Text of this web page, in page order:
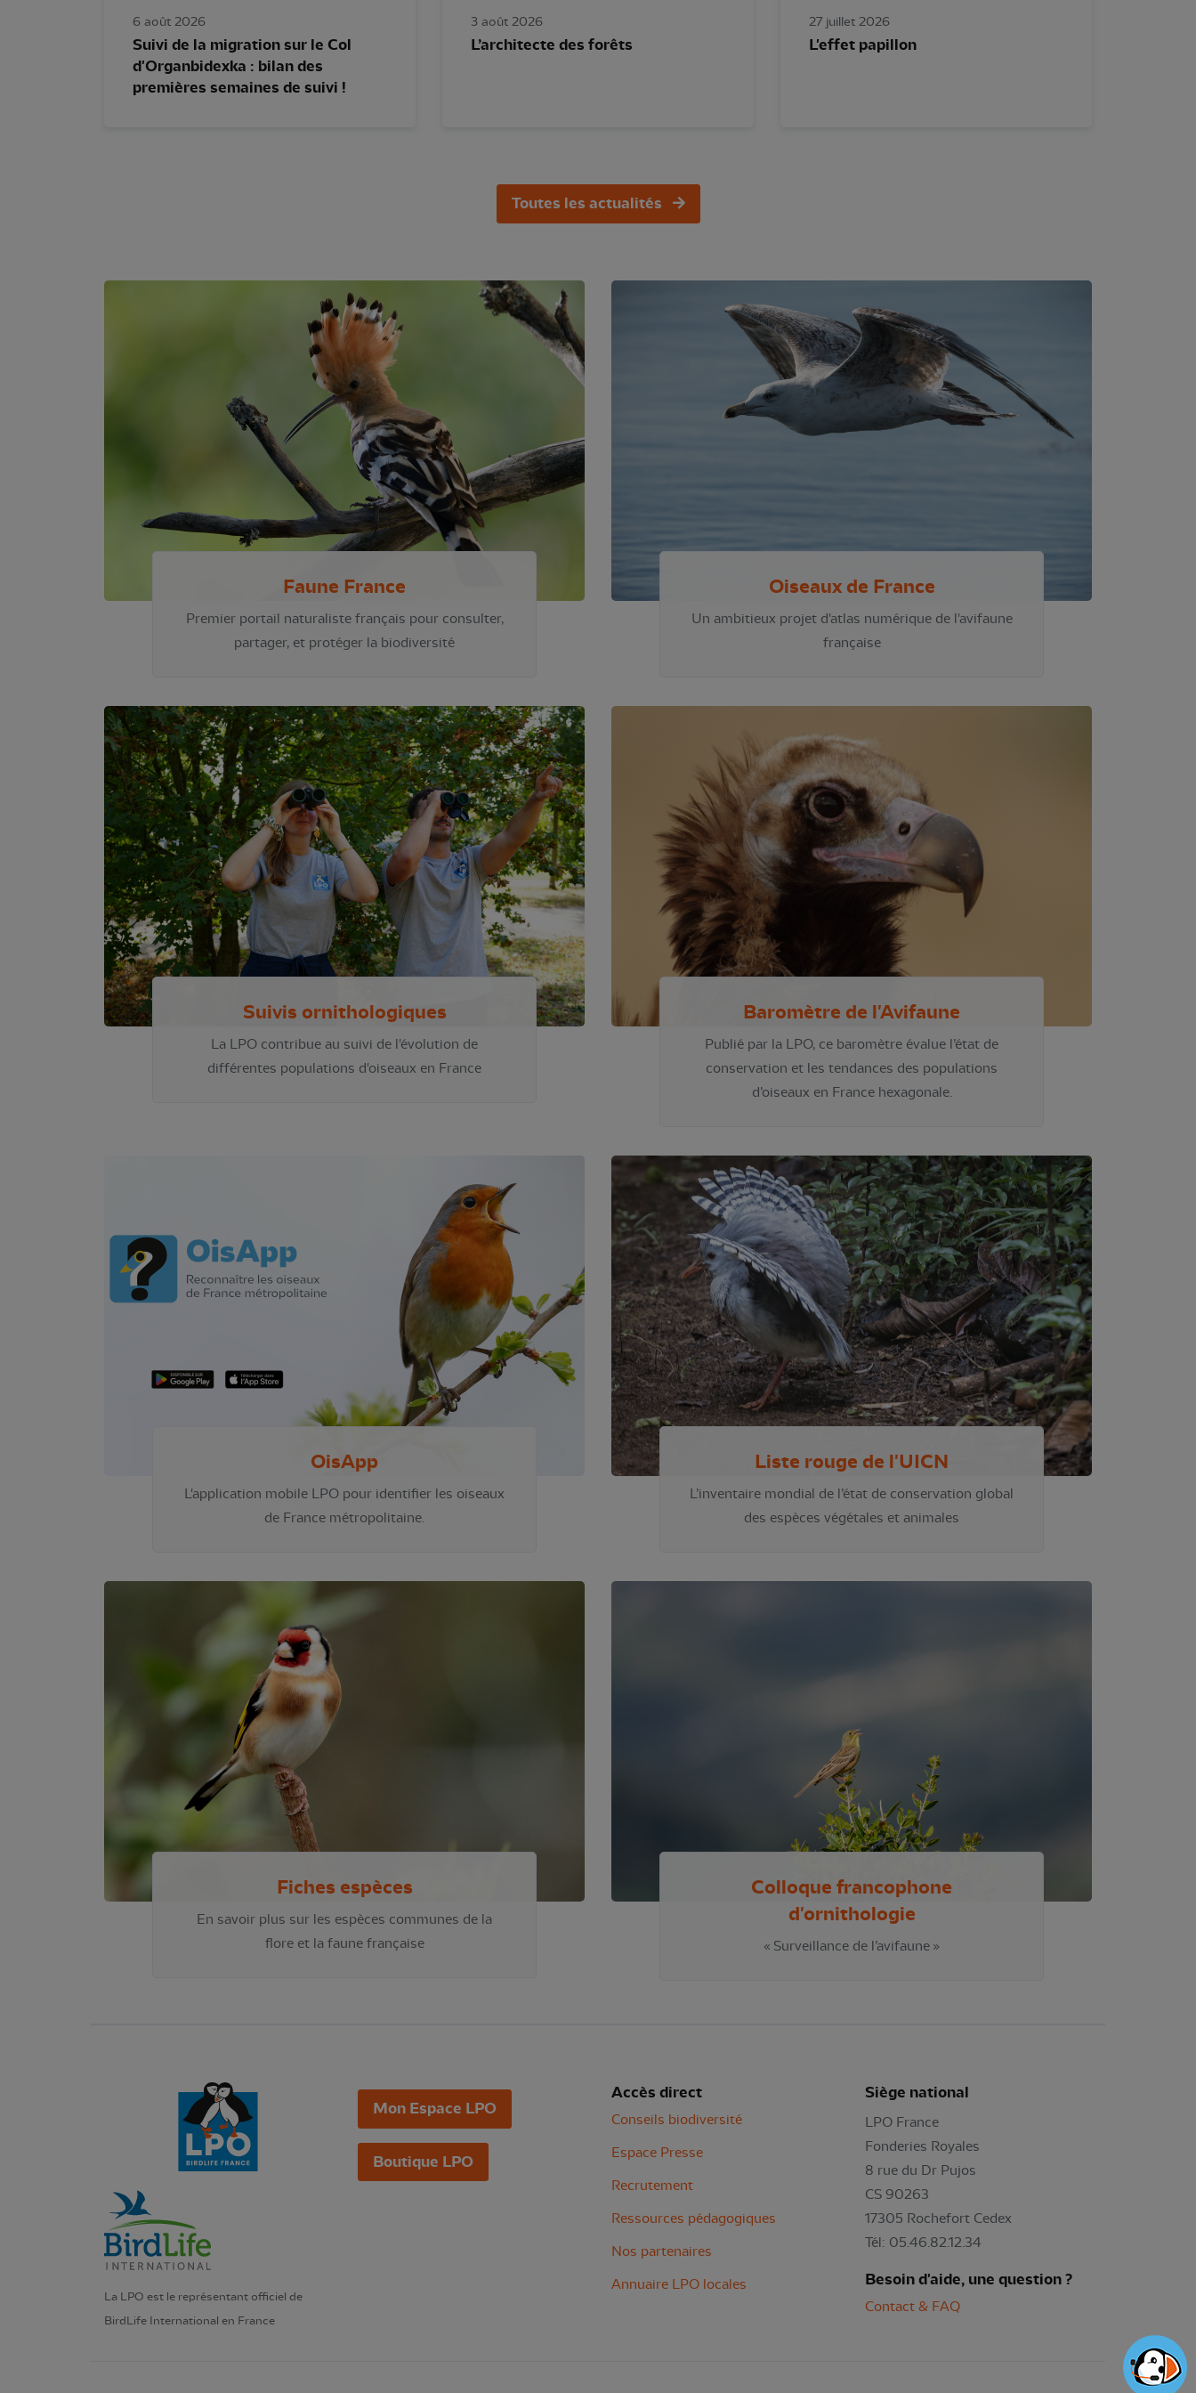
6 août 2026
Suivi de la migration sur le Col
d'Organbidexka : bilan des
premières semaines de suivi !
3 août 2026
L’architecte des forêts
27 juillet 2026
L'effet papillon
Toutes les actualités
Faune France
Premier portail naturaliste français pour consulter,
partager, et protéger la biodiversité
Oiseaux de France
Un ambitieux projet d'atlas numérique de l'avifaune
française
Suivis ornithologiques
La LPO contribue au suivi de l'évolution de
différentes populations d'oiseaux en France
Baromètre de l'Avifaune
Publié par la LPO, ce baromètre évalue l’état de
conservation et les tendances des populations
d’oiseaux en France hexagonale.
OisApp
L'application mobile LPO pour identifier les oiseaux
de France métropolitaine.
Liste rouge de l'UICN
L’inventaire mondial de l’état de conservation global
des espèces végétales et animales
Fiches espèces
En savoir plus sur les espèces communes de la
flore et la faune française
Colloque francophone
d'ornithologie
« Surveillance de l’avifaune »
La LPO est le représentant officiel de
BirdLife International en France
Mon Espace LPO
Boutique LPO
Accès direct
Conseils biodiversité
Espace Presse
Recrutement
Ressources pédagogiques
Nos partenaires
Annuaire LPO locales
Siège national
LPO France
Fonderies Royales
8 rue du Dr Pujos
CS 90263
17305 Rochefort Cedex
Tél: 05.46.82.12.34
Besoin d'aide, une question ?
Contact & FAQ